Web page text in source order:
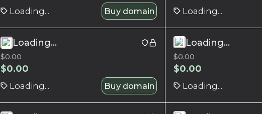
Loading... Buy domain Loading...
Loading...
$0.00
$0.00
Loading... Buy domain
Loading...
$0.00
$0.00
Loading...